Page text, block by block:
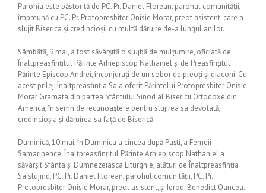
Parohia este păstorită de PC. Pr. Daniel Florean, parohul comunității,
împreună cu PC. Pr. Protopresbiter Onisie Morar, preot asistent, care a
slujit Biserica și credincioșii cu multă dăruire de-a lungul anilor.
Sâmbătă, 9 mai, a fost săvârșită o slujbă de mulțumire, oficiată de
Înaltpreasfințitul Părinte Arhiepiscop Nathaniel și de Preasfințitul
Părinte Episcop Andrei, înconjurați de un sobor de preoți și diaconi. Cu
acest prilej, Înaltpreasfinția Sa a oferit Părintelui Protopresbiter Onisie
Morar Gramata din partea Sfântului Sinod al Bisericii Ortodoxe din
America, în semn de recunoaștere pentru slujirea sa devotată,
credincioșia și dăruirea sa față de Biserică.
Duminică, 10 mai, în Duminica a cincea după Paști, a Femeii
Samarinence, Înaltpreasfințitul Părinte Arhiepiscop Nathaniel a
săvârșit Sfânta și Dumnezeiasca Liturghie, alături de Înaltpreasfinția
Sa slujind, PC. Pr. Daniel Florean, parohul comunității, PC. Pr.
Protopresbiter Onisie Morar, preot asistent, și Ierod. Benedict Oancea.